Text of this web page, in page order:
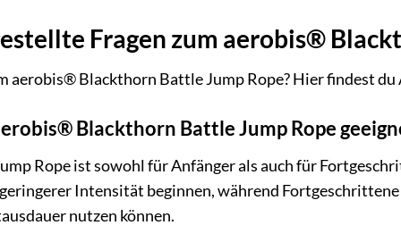
Fragen zum aerobis®
aerobis® Blackthorn Battle Jump Rope? Hier findest
Blackthorn Battle Jump Rope
Rope ist sowohl für Anfänger als auch für
Intensität beginnen, während
nutzen können.